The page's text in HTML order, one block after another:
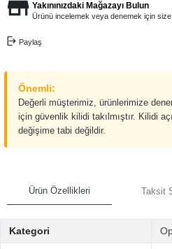
Yakınınızdaki Mağazayı Bulun
Ürünü incelemek veya denemek için size
Paylaş
Önemli:
Değerli müşterimiz, ürünlerimize
için güvenlik kilidi takılmıştır. Kilidi
değişime tabi değildir.
Ürün Özellikleri Taksit
Kategori